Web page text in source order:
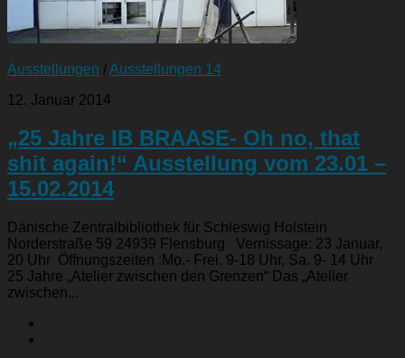
Ausstellungen /Ausstellungen 14
12. Januar 2014
„25 Jahre IB BRAASE- Oh no, that
shit again!“ Ausstellung vom 23.01 –
15.02.2014
Dänische Zentralbibliothek für Schleswig Holstein
Norderstraße 59 24939 Flensburg Vernissage: 23 Januar,
20 Uhr Öffnungszeiten :Mo.- Frei. 9-18 Uhr, Sa. 9- 14 Uhr
25 Jahre „Atelier zwischen den Grenzen“ Das „Atelier
zwischen...